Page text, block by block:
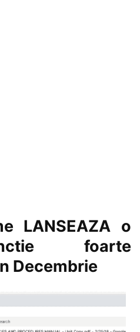
LANSEAZA o
foarte
Decembrie